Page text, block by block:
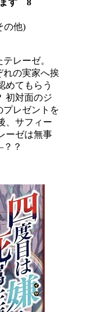
ます 8
の他)
レーゼ。
れの実家へ挨
めてもらう
初対面のジ
プレゼントを
、サフィー
ーゼは無事
？